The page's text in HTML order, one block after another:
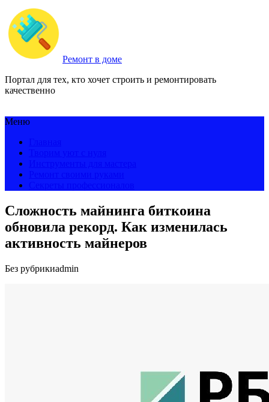
Ремонт в доме
Портал для тех, кто хочет строить и ремонтировать
качественно
Меню
Сложность майнинга биткоина
обновила рекорд. Как изменилась
активность майнеров
Без рубрикиadmin